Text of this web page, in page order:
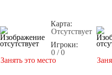
Карта:
Отсутствует
Игроки:
0 / 0
Занять это место